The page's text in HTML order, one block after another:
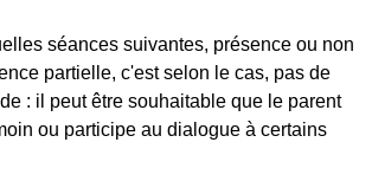
séances suivantes, présence ou non
partielle, c'est selon le cas, pas de
: il peut être souhaitable que le parent
ou participe au dialogue à certains